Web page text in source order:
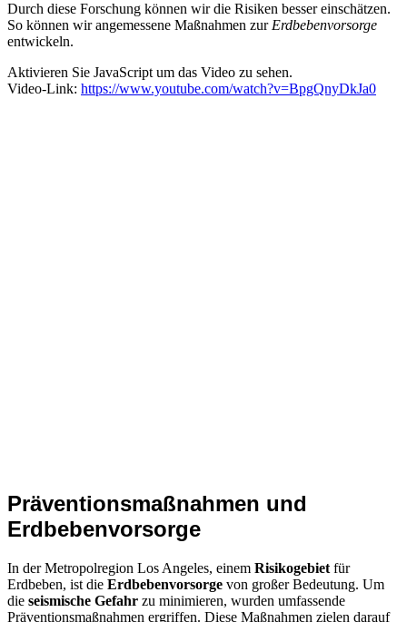
Durch diese Forschung können wir die Risiken besser einschätzen.
So können wir angemessene Maßnahmen zur Erdbebenvorsorge
entwickeln.
Aktivieren Sie JavaScript um das Video zu sehen.
Video-Link: https://www.youtube.com/watch?v=BpgQnyDkJa0
Präventionsmaßnahmen und
Erdbebenvorsorge
In der Metropolregion Los Angeles, einem Risikogebiet für
Erdbeben, ist die Erdbebenvorsorge von großer Bedeutung. Um
die seismische Gefahr zu minimieren, wurden umfassende
Präventionsmaßnahmen ergriffen. Diese Maßnahmen zielen darauf